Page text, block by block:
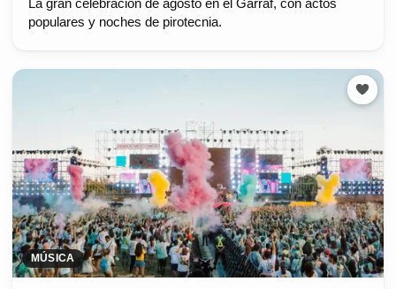
La gran celebración de agosto en el Garraf, con actos
populares y noches de pirotecnia.
MÚSICA